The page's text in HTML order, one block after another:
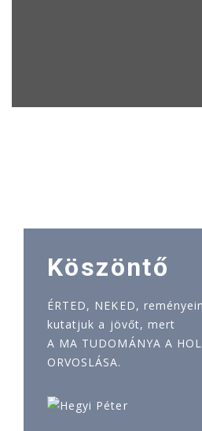
Köszöntő
ÉRTED, NEKED,
kutatjuk a jövőt, mert
A MA TUDOMÁNYA A
ORVOSLÁSA.